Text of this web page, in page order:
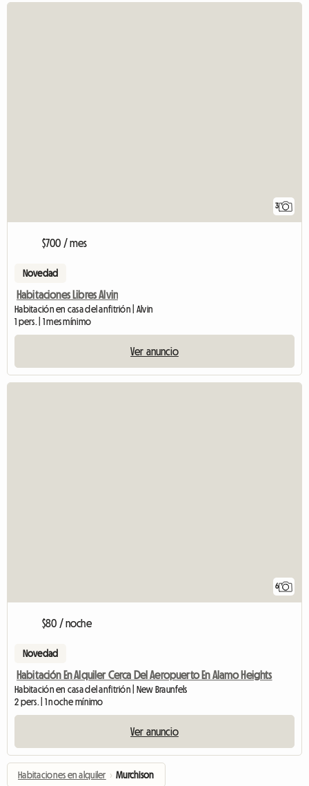
3
$700 / mes
Novedad
Habitaciones Libres Alvin
Habitación en casa del anfitrión | Alvin
1 pers. | 1 mes mínimo
Ver anuncio
6
$80 / noche
Novedad
Habitación En Alquiler Cerca Del Aeropuerto En Alamo Heights
Habitación en casa del anfitrión | New Braunfels
2 pers. | 1 noche mínimo
Ver anuncio
Habitaciones en alquiler › Murchison